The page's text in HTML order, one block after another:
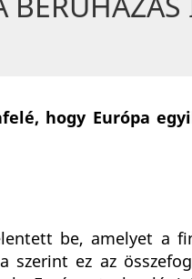
hogy Európa
be, amelyet a
szerint ez az